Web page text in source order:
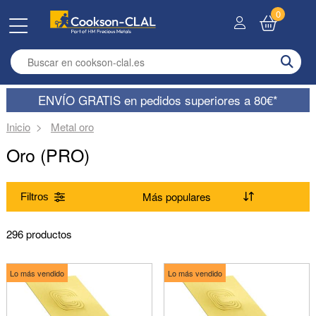
Enter search term
0
ENVÍO GRATIS en pedidos superiores a 80€*
Inicio Metal oro
Oro (PRO)
Filtros
Gama
Soldaduras de oro (29)
Hilos cuadrados (33)
Hilos de media caña (46)
Aleación
Oro fino (2)
Forma
296 productos
Lo más vendido Lo más vendido